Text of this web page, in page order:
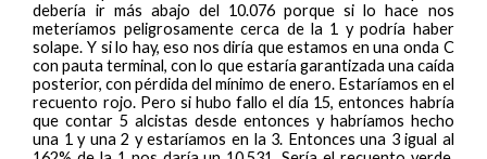
debería ir más abajo del 10.076 porque si lo hace nos
meteríamos peligrosamente cerca de la 1 y podría haber
solape. Y si lo hay, eso nos diría que estamos en una onda C
con pauta terminal, con lo que estaría garantizada una caída
posterior, con pérdida del mínimo de enero. Estaríamos en el
recuento rojo. Pero si hubo fallo el día 15, entonces habría
que contar 5 alcistas desde entonces y habríamos hecho
una 1 y una 2 y estaríamos en la 3. Entonces una 3 igual al